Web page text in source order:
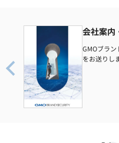
会社案内
GMOブラ
をお送りし